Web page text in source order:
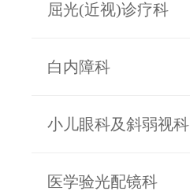
屈光(近视)诊疗科
白内障科
小儿眼科及斜弱视科
医学验光配镜科